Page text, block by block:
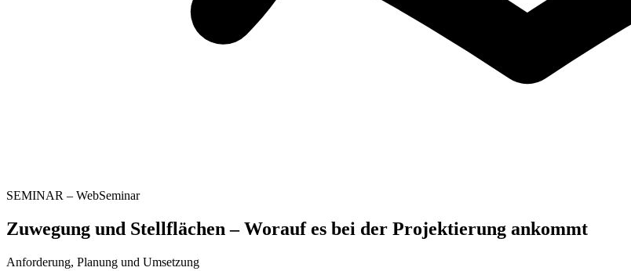
SEMINAR – WebSeminar
Zuwegung und Stellflächen – Worauf es bei der Projektierung ankommt
Anforderung, Planung und Umsetzung